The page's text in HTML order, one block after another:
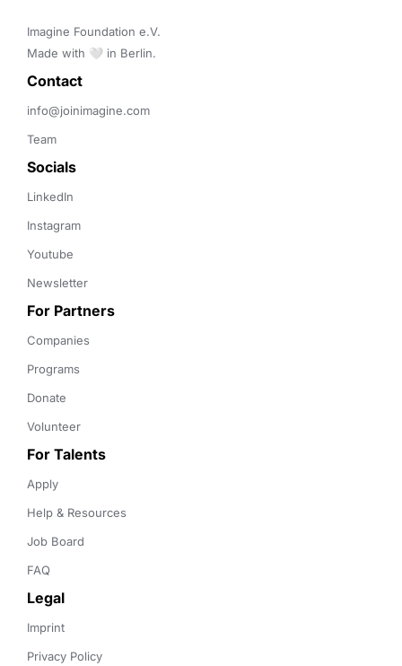
Imagine Foundation e.V.
Made with 🤍 in Berlin.
Contact
info@joinimagine.com
Team
Socials
LinkedIn
Instagram
Youtube
Newsletter
For Partners
Companies
Programs
Donate
Volunteer
For Talents
Apply
Help & Resources
Job Board
FAQ
Legal
Imprint
Privacy Policy